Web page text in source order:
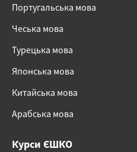
Португальська мова
Чеська мова
Турецька мова
Японська мова
Китайська мова
Арабська мова
Курси ЄШКО